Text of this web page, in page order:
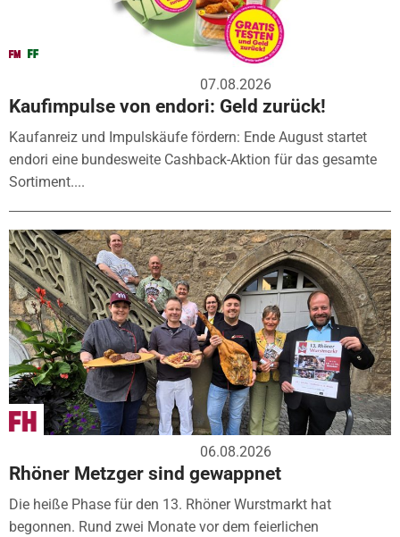
07.08.2026
Kaufimpulse von endori: Geld zurück!
Kaufanreiz und Impulskäufe fördern: Ende August startet
endori eine bundesweite Cashback-Aktion für das gesamte
Sortiment....
06.08.2026
Rhöner Metzger sind gewappnet
Die heiße Phase für den 13. Rhöner Wurstmarkt hat
begonnen. Rund zwei Monate vor dem feierlichen